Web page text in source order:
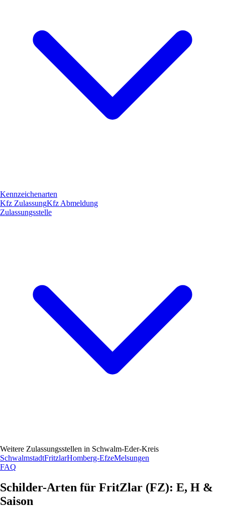
Kennzeichenarten
Kfz ZulassungKfz Abmeldung
Zulassungsstelle
Weitere Zulassungsstellen in Schwalm-Eder-Kreis
SchwalmstadtFritzlarHomberg-EfzeMelsungen
FAQ
Schilder-Arten für FritZlar (FZ): E, H &
Saison